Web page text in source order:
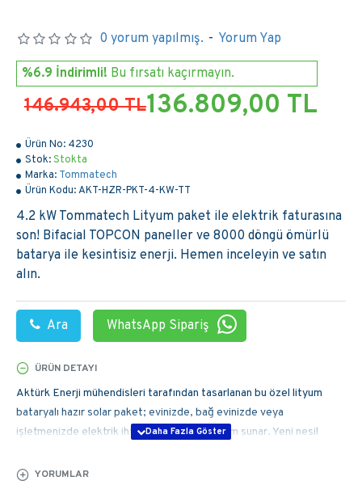
Ürün No: 4230
Stok:Stokta
Marka: Tommatech
Ürün Kodu:AKT-HZR-PKT-4-KW-TT
4.2 kW Tommatech Lityum paket ile elektrik faturasına
son! Bifacial TOPCON paneller ve 8000 döngü ömürlü
batarya ile kesintisiz enerji. Hemen inceleyin ve satın
alın.
Ara WhatsApp Sipariş
0 yorum yapılmış. - Yorum Yap
%6.9 İndirimli! Bu fırsatı kaçırmayın.
146.943,00 TL136.809,00 TL
ÜRÜN DETAYI
Aktürk Enerji mühendisleri tarafından tasarlanan bu özel lityum
bataryalı hazır solar paket; evinizde, bağ evinizde veya
işletmenizde elektrik ihtiyacınıza kesin çözüm sunar. Yeni nesil
bataryası ile bedava enerji üretmeye hemen başlayın. Paket sistem
YORUMLAR